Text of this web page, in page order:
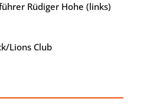
Rüdiger Hohe (links)
Lions Club